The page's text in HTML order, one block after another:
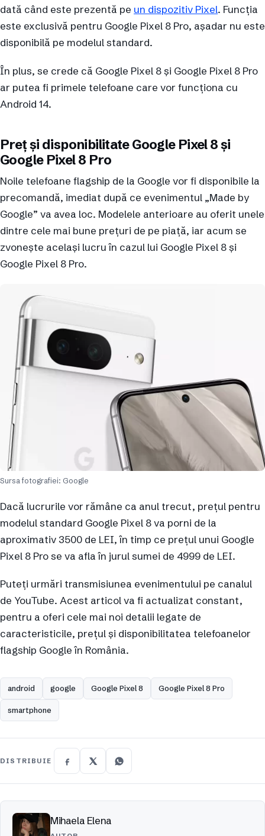
dată când este prezentă pe un dispozitiv Pixel. Funcția
este exclusivă pentru Google Pixel 8 Pro, așadar nu este
disponibilă pe modelul standard.
În plus, se crede că Google Pixel 8 și Google Pixel 8 Pro
ar putea fi primele telefoane care vor funcționa cu
Android 14.
Preț și disponibilitate Google Pixel 8 și
Google Pixel 8 Pro
Noile telefoane flagship de la Google vor fi disponibile la
precomandă, imediat după ce evenimentul „Made by
Google” va avea loc. Modelele anterioare au oferit unele
dintre cele mai bune prețuri de pe piață, iar acum se
zvonește același lucru în cazul lui Google Pixel 8 și
Google Pixel 8 Pro.
Sursa fotografiei: Google
Dacă lucrurile vor rămâne ca anul trecut, prețul pentru
modelul standard Google Pixel 8 va porni de la
aproximativ 3500 de LEI, în timp ce prețul unui Google
Pixel 8 Pro se va afla în jurul sumei de 4999 de LEI.
Puteți urmări transmisiunea evenimentului pe canalul
de YouTube. Acest articol va fi actualizat constant,
pentru a oferi cele mai noi detalii legate de
caracteristicile, prețul și disponibilitatea telefoanelor
flagship Google în România.
android google Google Pixel 8 Google Pixel 8 Pro
smartphone
DISTRIBUIE
Mihaela Elena